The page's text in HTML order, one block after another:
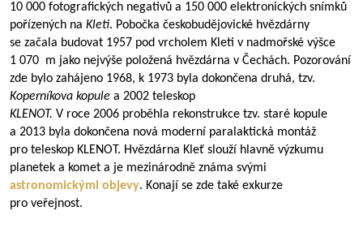
10 000 fotografických negativů a 150 000 elektronických snímků
pořízených na Kleti. Pobočka českobudějovické hvězdárny
se začala budovat 1957 pod vrcholem Kleti v nadmořské výšce
1 070 m jako nejvýše položená hvězdárna v Čechách. Pozorování
zde bylo zahájeno 1968, k 1973 byla dokončena druhá, tzv.
Koperníkova kopule a 2002 teleskop
KLENOT. V roce 2006 proběhla rekonstrukce tzv. staré kopule
a 2013 byla dokončena nová moderní paralaktická montáž
pro teleskop KLENOT. Hvězdárna Kleť slouží hlavně výzkumu
planetek a komet a je mezinárodně známa svými
astronomickými objevy. Konají se zde také exkurze
pro veřejnost.